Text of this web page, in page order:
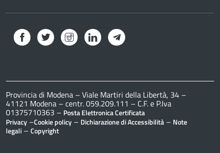
Facebook Twitter InstagramLinkedInTelegram
Provincia di Modena – Viale Martiri della Libertà, 34 –
41121 Modena – centr. 059.209.111 – C.F. e P.Iva
01375710363 – Posta Elettronica Certificata
Privacy –Cookie policy – Dichiarazione di Accessibilità – Note
legali – Copyright